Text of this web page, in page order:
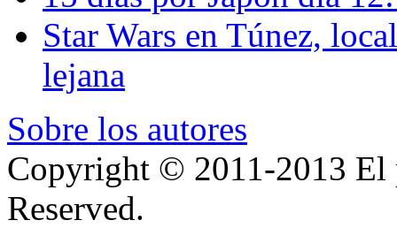
Star Wars en Túnez,
lejana
Sobre los autores
Copyright © 2011-2013 El
Reserved.